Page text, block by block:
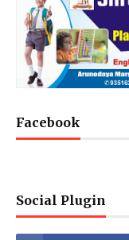
Facebook
Social Plugin